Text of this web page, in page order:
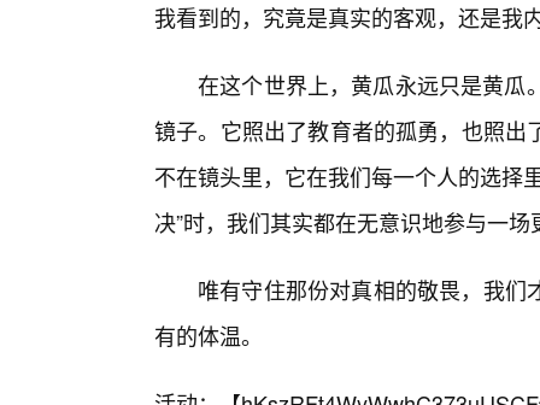
我看到的，究竟是真实的客观，还是我
在这个世界上，黄瓜永远只是黄瓜
镜子。它照出了教育者的孤勇，也照
不在镜头里，它在我们每一个人的选择
决”时，我们其实都在无意识地参与一
唯有守住那份对真相的敬畏，我
有的体温。